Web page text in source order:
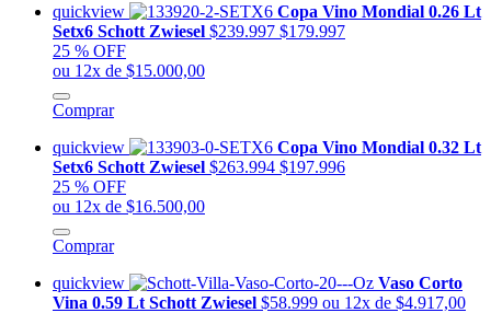
quickview
Copa Vino Mondial 0.26 Lt
Setx6 Schott Zwiesel $239.997 $179.997
25 % OFF
ou 12x de $15.000,00
Comprar
quickview
Copa Vino Mondial 0.32 Lt
Setx6 Schott Zwiesel $263.994 $197.996
25 % OFF
ou 12x de $16.500,00
Comprar
quickview
Vaso Corto
Vina 0.59 Lt Schott Zwiesel $58.999 ou 12x de $4.917,00